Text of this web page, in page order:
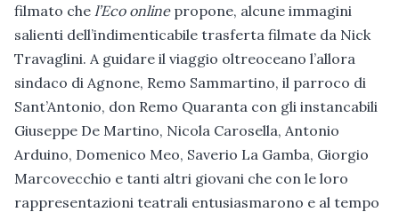
filmato che l’Eco onlinepropone, alcune immagini
salienti dell’indimenticabile trasferta filmate da Nick
Travaglini. A guidare il viaggio oltreoceano l’allora
sindaco di Agnone, Remo Sammartino, il parroco di
Sant’Antonio, don Remo Quaranta con gli instancabili
Giuseppe De Martino, Nicola Carosella, Antonio
Arduino, Domenico Meo, Saverio La Gamba, Giorgio
Marcovecchio e tanti altri giovani che con le loro
rappresentazioni teatrali entusiasmarono e al tempo